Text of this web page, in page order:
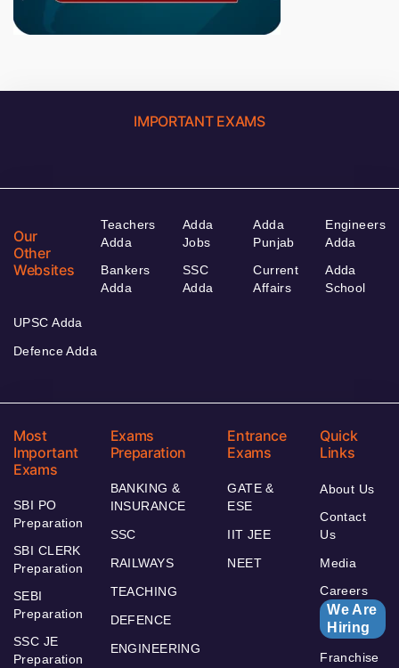
IMPORTANT EXAMS
Our
Other
Websites
Teachers
Adda
Bankers
Adda
Adda
Jobs
SSC
Adda
Adda
Punjab
Current
Affairs
Engineers
Adda
Adda
School
UPSC Adda
Defence Adda
Most
Important
Exams
SBI PO
Preparation
SBI CLERK
Preparation
SEBI
Preparation
SSC JE
Preparation
Exams
Preparation
BANKING &
INSURANCE
SSC
RAILWAYS
TEACHING
DEFENCE
ENGINEERING
Entrance
Exams
GATE &
ESE
IIT JEE
NEET
Quick
Links
About Us
Contact
Us
Media
Careers
We Are
Hiring
Franchise